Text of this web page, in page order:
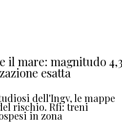
il mare: magnitudo
esatta
dell'Ingv, le mappe
rischio. Rfi: treni
in zona